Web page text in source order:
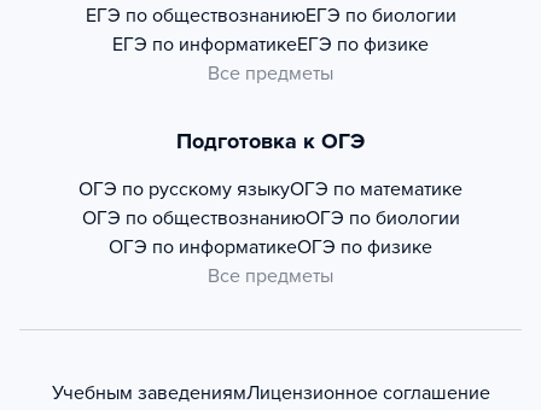
ЕГЭ по обществознаниюЕГЭ по биологии
ЕГЭ по информатикеЕГЭ по физике
Все предметы
Подготовка к ОГЭ
ОГЭ по русскому языкуОГЭ по математике
ОГЭ по обществознаниюОГЭ по биологии
ОГЭ по информатикеОГЭ по физике
Все предметы
Учебным заведениямЛицензионное соглашение